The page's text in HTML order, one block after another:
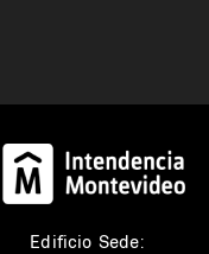
Edificio Sede: